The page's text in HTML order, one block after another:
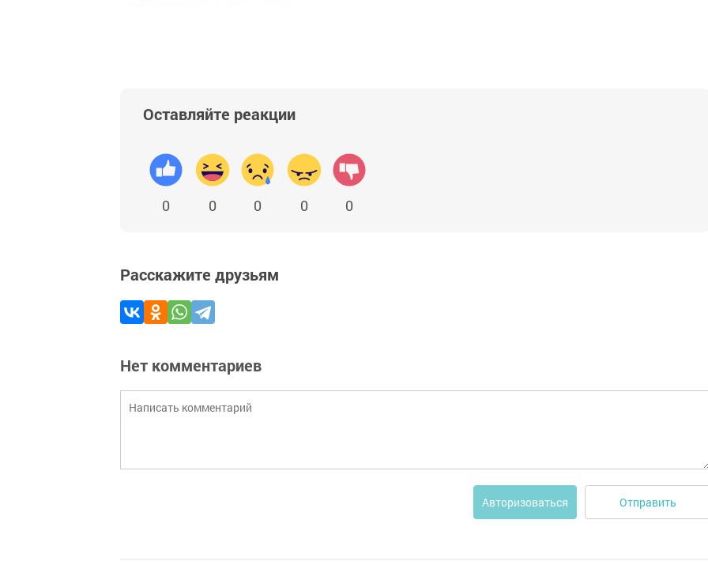
Оставляйте реакции
0 0 0 0 0
Расскажите друзьям
Нет комментариев
Авторизоваться Отправить